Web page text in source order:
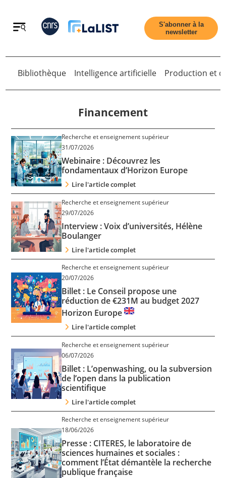
Retour
Accueil
Tous les articles
Qui sommes nous ?
Contact
Nous suivre
S'abonner à la
newsletter
Bibliothèque Intelligence artificielle Production et
Financement
Recherche et enseignement supérieur
31/07/2026
Webinaire : Découvrez les
fondamentaux d’Horizon Europe
Lire l'article complet
Recherche et enseignement supérieur
29/07/2026
Interview : Voix d’universités, Hélène
Boulanger
Lire l'article complet
Recherche et enseignement supérieur
20/07/2026
Billet : Le Conseil propose une
réduction de €231M au budget 2027
Horizon Europe
Lire l'article complet
Recherche et enseignement supérieur
06/07/2026
Billet : L’openwashing, ou la subversion
de l’open dans la publication
scientifique
Lire l'article complet
Recherche et enseignement supérieur
18/06/2026
Presse : CITERES, le laboratoire de
sciences humaines et sociales :
comment l’État démantèle la recherche
publique française